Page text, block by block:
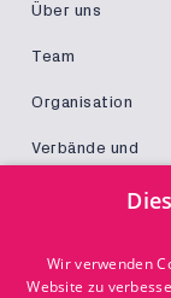
Über uns
Team
Organisation
Verbände und
KONTAKT
Wir verwenden
Website zu